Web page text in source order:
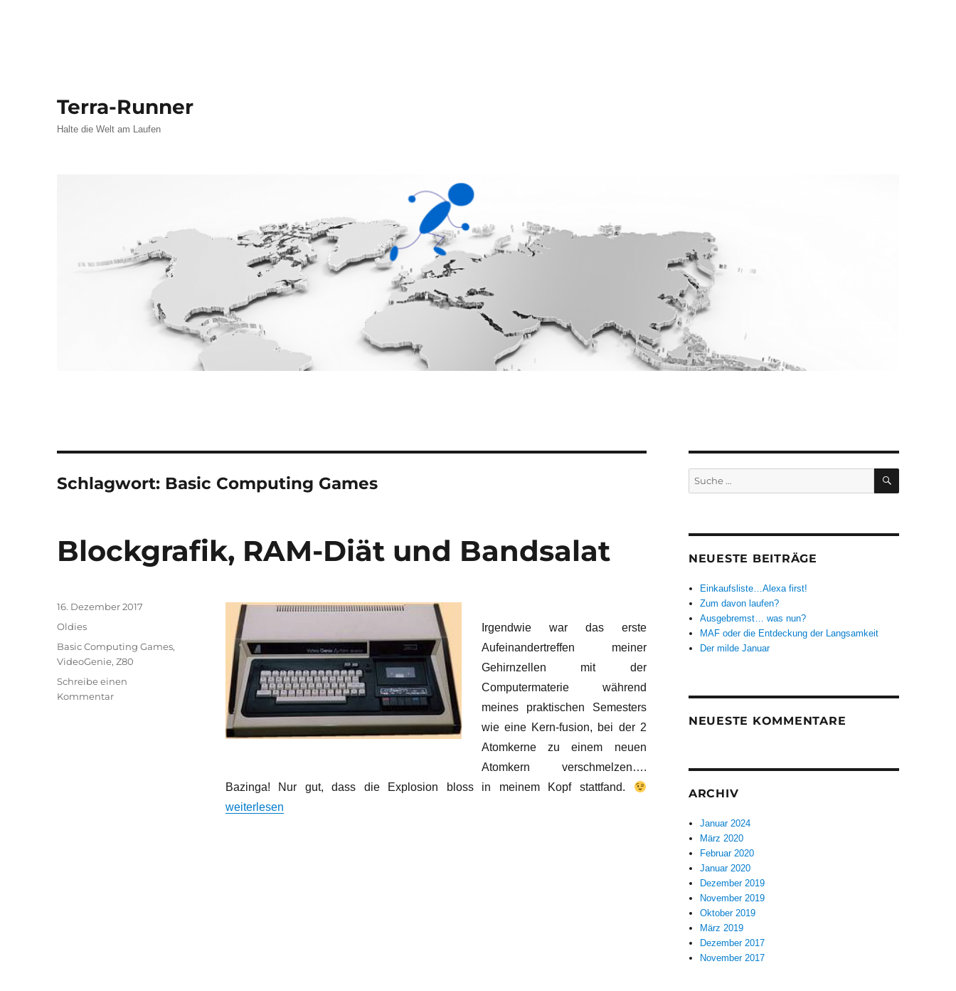
Terra-Runner
Halte die Welt am Laufen
Schlagwort: Basic Computing Games
Blockgrafik, RAM-Diät und Bandsalat
Irgendwie war das erste
Aufeinandertreffen meiner
Gehirnzellen mit der
Computermaterie während
meines praktischen Semesters
wie eine Kern-fusion, bei der 2
Atomkerne zu einem neuen
Atomkern verschmelzen….
Bazinga! Nur gut, dass die Explosion bloss in meinem Kopf stattfand.
„Blockgrafik, RAM-Diät und Bandsalat“
weiterlesen
Veröffentlicht
am
16. Dezember 2017
Kategorien
Oldies
Schlagwörter
Basic Computing Games,
VideoGenie,Z80
Schreibe einen
Kommentarzu
Suche
nach:
SUCHEN
NEUESTE BEITRÄGE
Einkaufsliste…Alexa first!
Zum davon laufen?
Ausgebremst… was nun?
MAF oder die Entdeckung der Langsamkeit
Der milde Januar
NEUESTE KOMMENTARE
ARCHIV
Januar 2024
März 2020
Februar 2020
Januar 2020
Dezember 2019
November 2019
Oktober 2019
März 2019
Dezember 2017
November 2017